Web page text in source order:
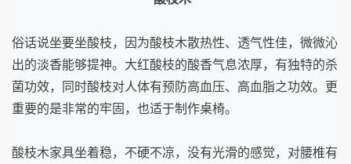
俗话说坐要坐酸枝，因为酸枝木散热性、透气性佳，微微沁
出的淡香能够提神。大红酸枝的酸香气息浓厚，有独特的杀
菌功效，同时酸枝对人体有预防高血压、高血脂之功效。更
重要的是非常的牢固，也适于制作桌椅。
酸枝木家具坐着稳，不硬不凉，没有光滑的感觉，对腰椎有